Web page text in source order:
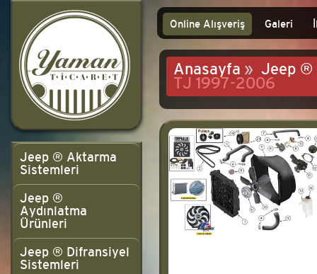
Online Alışveriş Galeri
Jeep ® Aktarma
Sistemleri
Jeep ®
Aydınlatma
Ürünleri
Jeep ® Difransiyel
Sistemleri
Anasayfa » Jeep ®
TJ 1997-2006